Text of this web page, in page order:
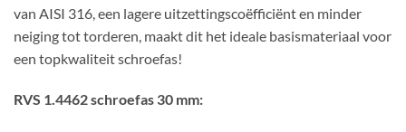
van AISI 316, een lagere uitzettingscoëfficiënt en minder
neiging tot torderen, maakt dit het ideale basismateriaal voor
een topkwaliteit schroefas!
RVS 1.4462 schroefas 30 mm: